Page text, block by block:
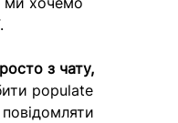
з чату,
populate
повідомляти